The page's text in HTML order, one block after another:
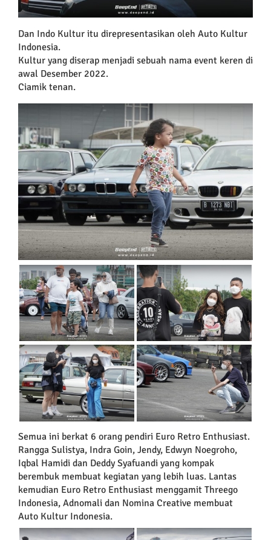
Dan Indo Kultur itu direpresentasikan oleh Auto Kultur
Indonesia.
Kultur yang diserap menjadi sebuah nama event keren di
awal Desember 2022.
Ciamik tenan.
Semua ini berkat 6 orang pendiri Euro Retro Enthusiast.
Rangga Sulistya, Indra Goin, Jendy, Edwyn Noegroho,
Iqbal Hamidi dan Deddy Syafuandi yang kompak
berembuk membuat kegiatan yang lebih luas. Lantas
kemudian Euro Retro Enthusiast menggamit Threego
Indonesia, Adnomali dan Nomina Creative membuat
Auto Kultur Indonesia.